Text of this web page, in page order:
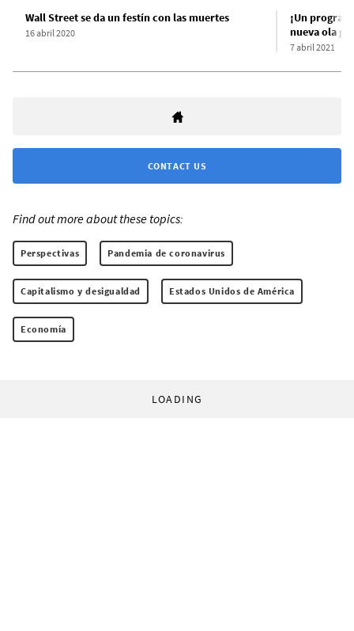
Wall Street se da un festín con las muertes
16 abril 2020
¡Un
nueva ola
7 abril 2021
CONTACT US
Find out more about these topics:
Perspectivas Pandemia de coronavirus
Capitalismo y desigualdad Estados Unidos de América
Economía
LOADING